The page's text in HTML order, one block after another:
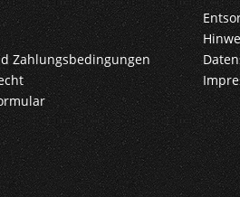
Zahlungsbedingungen